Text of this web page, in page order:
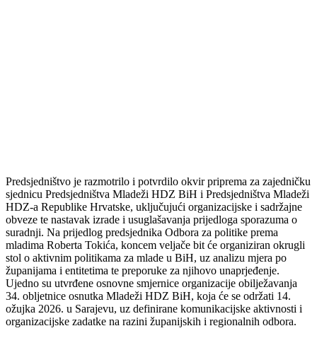
Predsjedništvo je razmotrilo i potvrdilo okvir priprema za zajedničku
sjednicu Predsjedništva Mladeži HDZ BiH i Predsjedništva Mladeži
HDZ-a Republike Hrvatske, uključujući organizacijske i sadržajne
obveze te nastavak izrade i usuglašavanja prijedloga sporazuma o
suradnji. Na prijedlog predsjednika Odbora za politike prema
mladima Roberta Tokića, koncem veljače bit će organiziran okrugli
stol o aktivnim politikama za mlade u BiH, uz analizu mjera po
županijama i entitetima te preporuke za njihovo unaprjeđenje.
Ujedno su utvrđene osnovne smjernice organizacije obilježavanja
34. obljetnice osnutka Mladeži HDZ BiH, koja će se održati 14.
ožujka 2026. u Sarajevu, uz definirane komunikacijske aktivnosti i
organizacijske zadatke na razini županijskih i regionalnih odbora.